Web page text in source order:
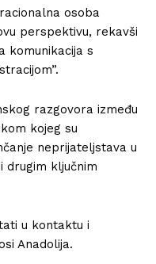
osoba
perspektivu, rekavši
komunikacija s
razgovora između
kojeg su
neprijateljstava u
drugim ključnim
u kontaktu i
Anadolija.